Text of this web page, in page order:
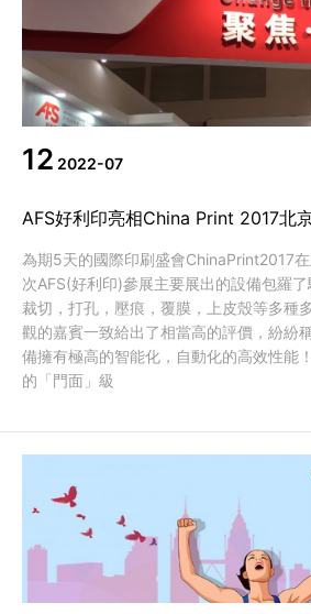
12 2022-07
AFS好利印亮相China Print 2017北
為期5天的國際印刷盛會ChinaPrint2017
次AFS(好利印)參展主要展出的設備包羅了
裁切，打孔，壓痕，覆膜，上皮殼等多種
觀的嘉賓一致給出了相當高的評價，紛紛
備擁有極高的智能化，自動化的高效性能
的「門面」級